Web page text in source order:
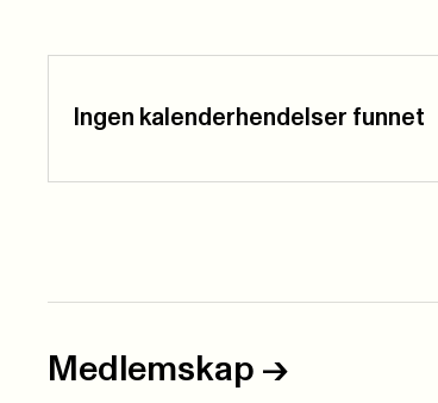
Ingen kalenderhendelser funnet
Medlemskap ->